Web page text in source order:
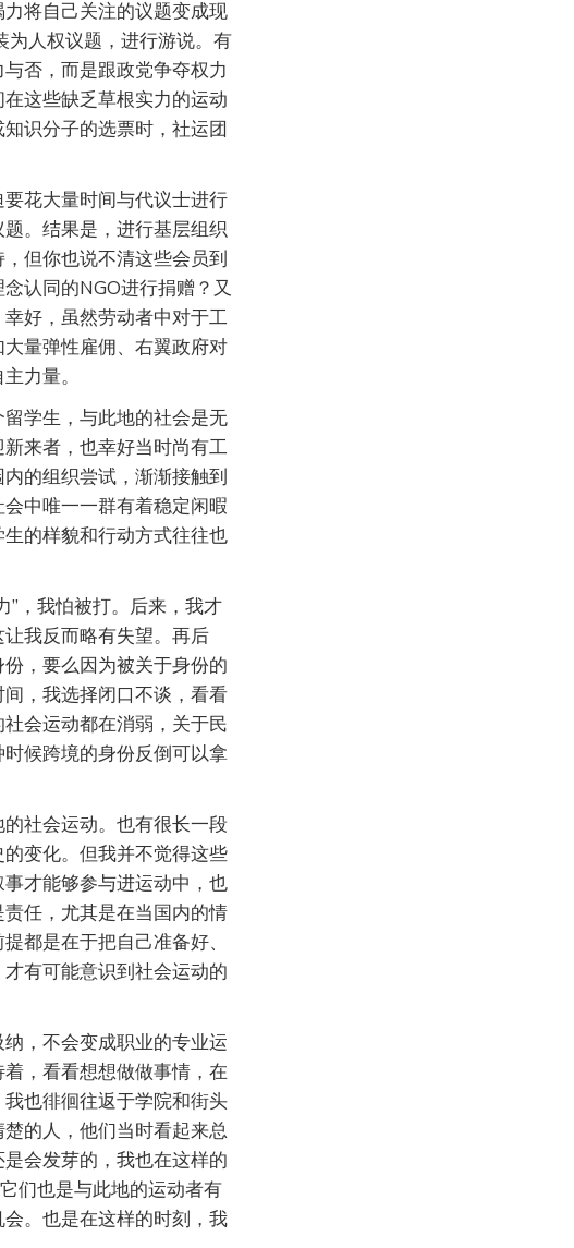
将自己关注的议题变成现
为人权议题，进行游说。有
否，而是跟政党争夺权力
这些缺乏草根实力的运动
识分子的选票时，社运团
花大量时间与代议士进行
。结果是，进行基层组织
但你也说不清这些会员到
认同的NGO进行捐赠？又
好，虽然劳动者中对于工
量弹性雇佣、右翼政府对
力量。
学生，与此地的社会是无
来者，也幸好当时尚有工
的组织尝试，渐渐接触到
中唯一一群有着稳定闲暇
的样貌和行动方式往往也
”，我怕被打。后来，我才
我反而略有失望。再后
，要么因为被关于身份的
，我选择闭口不谈，看看
会运动都在消弱，关于民
候跨境的身份反倒可以拿
社会运动。也有很长一段
变化。但我并不觉得这些
才能够参与进运动中，也
任，尤其是在当国内的情
都是在于把自己准备好、
有可能意识到社会运动的
，不会变成职业的专业运
，看看想想做做事情，在
也徘徊往返于学院和街头
的人，他们当时看起来总
会发芽的，我也在这样的
们也是与此地的运动者有
。也是在这样的时刻，我